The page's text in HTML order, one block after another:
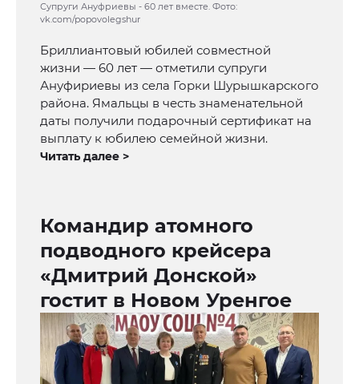
Супруги Ануфриевы - 60 лет вместе. Фото:
vk.com/popovolegshur
Бриллиантовый юбилей совместной
жизни — 60 лет — отметили супруги
Ануфириевы из села Горки Шурышкарского
района. Ямальцы в честь знаменательной
даты получили подарочный сертификат на
выплату к юбилею семейной жизни.
Читать далее >
Командир атомного
подводного крейсера
«Дмитрий Донской»
гостит в Новом Уренгое